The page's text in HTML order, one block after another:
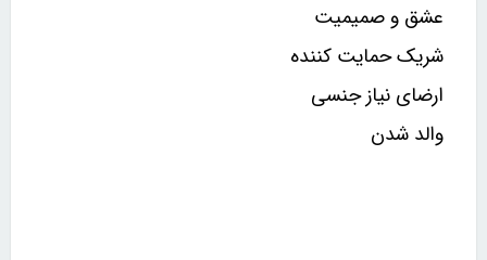
عشق و صمیمیت
شریک حمایت کننده
ارضای نیاز جنسی
والد شدن